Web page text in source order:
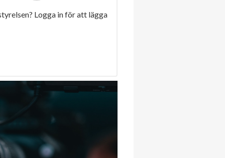
Logga in för att lägga